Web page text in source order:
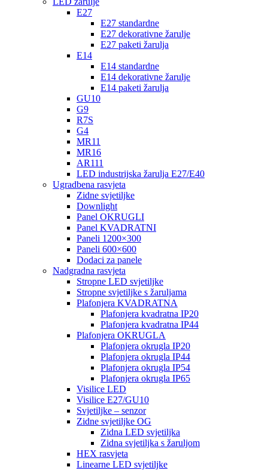
E27
E27 standardne
E27 dekorativne žarulje
E27 paketi žarulja
E14
E14 standardne
E14 dekorativne žarulje
E14 paketi žarulja
GU10
G9
R7S
G4
MR11
MR16
AR111
LED industrijska žarulja E27/E40
Ugradbena rasvjeta
Zidne svjetiljke
Downlight
Panel OKRUGLI
Panel KVADRATNI
Paneli 1200×300
Paneli 600×600
Dodaci za panele
Nadgradna rasvjeta
Stropne LED svjetiljke
Stropne svjetiljke s žaruljama
Plafonjera KVADRATNA
Plafonjera kvadratna IP20
Plafonjera kvadratna IP44
Plafonjera OKRUGLA
Plafonjera okrugla IP20
Plafonjera okrugla IP44
Plafonjera okrugla IP54
Plafonjera okrugla IP65
Visilice LED
Visilice E27/GU10
Svjetiljke – senzor
Zidne svjetiljke OG
Zidna LED svjetiljka
Zidna svjetiljka s žaruljom
HEX rasvjeta
Linearne LED svjetiljke